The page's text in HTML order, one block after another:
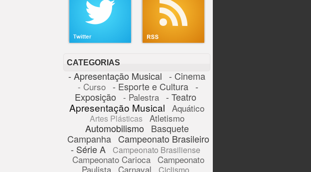
CATEGORIAS
- Apresentação Musical - Cinema
- Curso - Esporte e Cultura -
Exposição - Palestra - Teatro
Apresentação Musical Aquático
Artes Plásticas Atletismo
Automobilismo
Basquete
Campanha Campeonato Brasileiro
- Série A
Campeonato Brasiliense
Campeonato Carioca
Campeonato
Paulista Carnaval